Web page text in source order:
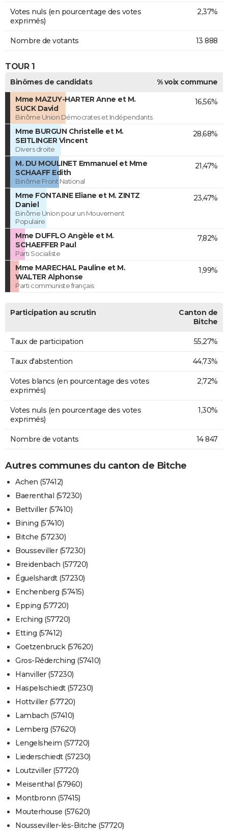
Votes nuls (en pourcentage des votes
exprimés)
2,37%
Nombre de votants 13 888
TOUR 1
Binômes de candidats
% voix commune
Mme MAZUY-HARTER Anne et M.
SUCK David
Binôme Union Démocrates et Indépendants
16,56%
Mme BURGUN Christelle et M.
SEITLINGER Vincent
Divers droite
28,68%
M. DU MOULINET Emmanuel et Mme
SCHAAFF Edith
Binôme Front National
21,47%
Mme FONTAINE Eliane et M. ZINTZ
Daniel
Binôme Union pour un Mouvement
Populaire
23,47%
Mme DUFFLO Angèle et M.
SCHAEFFER Paul
Parti Socialiste
7,82%
Mme MARECHAL Pauline et M.
WALTER Alphonse
Parti communiste français
1,99%
Participation au scrutin
Canton de
Bitche
Taux de participation 55,27%
Taux d'abstention 44,73%
Votes blancs (en pourcentage des votes
exprimés)
2,72%
Votes nuls (en pourcentage des votes
exprimés)
1,30%
Nombre de votants 14 847
Autres communes du canton de Bitche
Achen (57412)
Baerenthal (57230)
Bettviller (57410)
Bining (57410)
Bitche (57230)
Bousseviller (57230)
Breidenbach (57720)
Éguelshardt (57230)
Enchenberg (57415)
Epping (57720)
Erching (57720)
Etting (57412)
Goetzenbruck (57620)
Gros-Réderching (57410)
Hanviller (57230)
Haspelschiedt (57230)
Hottviller (57720)
Lambach (57410)
Lemberg (57620)
Lengelsheim (57720)
Liederschiedt (57230)
Loutzviller (57720)
Meisenthal (57960)
Montbronn (57415)
Mouterhouse (57620)
Nousseviller-lès-Bitche (57720)